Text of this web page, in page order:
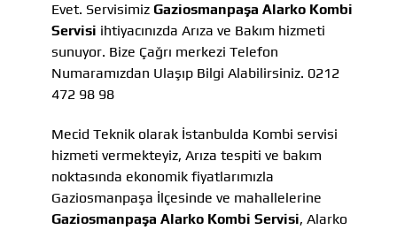
Evet. Servisimiz Gaziosmanpaşa Alarko Kombi
Servisi ihtiyacınızda Arıza ve Bakım hizmeti
sunuyor. Bize Çağrı merkezi Telefon
Numaramızdan Ulaşıp Bilgi Alabilirsiniz. 0212
472 98 98
Mecid Teknik olarak İstanbulda Kombi servisi
hizmeti vermekteyiz, Arıza tespiti ve bakım
noktasında ekonomik fiyatlarımızla
Gaziosmanpaşa İlçesinde ve mahallelerine
Gaziosmanpaşa Alarko Kombi Servisi, Alarko